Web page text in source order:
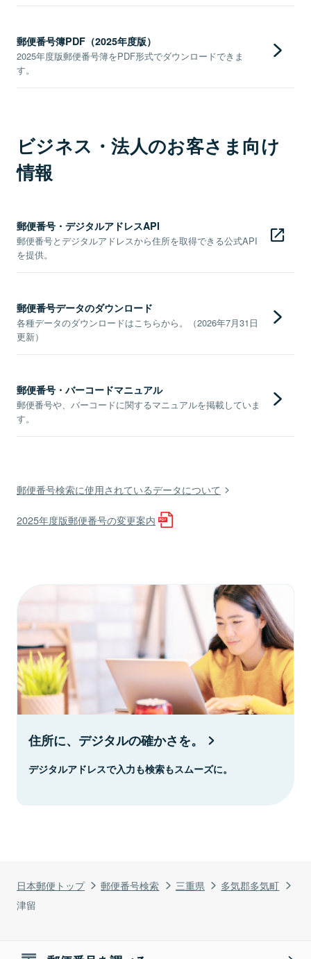
日本郵便トップ 郵便番号検索 三重県
多気郡多気町
津留
郵便番号簿PDF（2025年度版）
2025年度版郵便番号簿をPDF形式でダウンロードできま
す。
ビジネス・法人のお客さま向け
情報
郵便番号・デジタルアドレスAPI
郵便番号とデジタルアドレスから住所を取得できる公式API
を提供。
郵便番号データのダウンロード
各種データのダウンロードはこちらから。（2026年7月31日
更新）
郵便番号・バーコードマニュアル
郵便番号や、バーコードに関するマニュアルを掲載していま
す。
郵便番号検索に使用されているデータについて
2025年度版郵便番号の変更案内
住所に、デジタルの確かさを。
デジタルアドレスで入力も検索もスムーズに。